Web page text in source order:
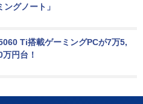
ングノート」
Ti搭載ゲーミングPCが7万5,
円台！